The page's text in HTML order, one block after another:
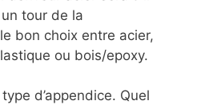
tour de la
bon choix entre acier,
ou bois/epoxy.
d’appendice. Quel